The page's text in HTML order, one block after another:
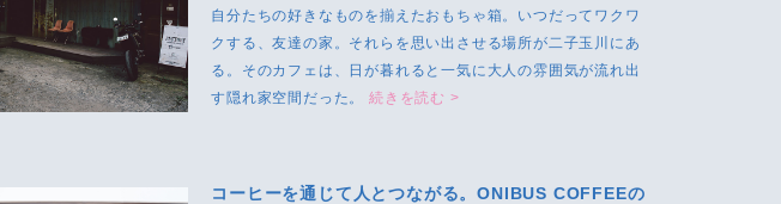
自分たちの好きなものを揃えたおもちゃ箱。いつだってワクワ
クする、友達の家。それらを思い出させる場所が二子玉川にあ
る。そのカフェは、日が暮れると一気に大人の雰囲気が流れ出
す隠れ家空間だった。続きを読む >
コーヒーを通じて人とつながる。ONIBUS COFFEEの